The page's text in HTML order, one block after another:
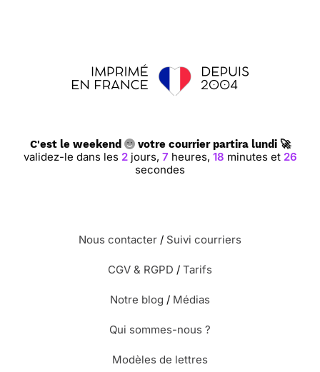
C'est le weekend votre courrier partira lundi 🚀
validez-le dans les 2jours, 7 heures, 18 minutes et 26
secondes
Nous contacter / Suivi courriers
CGV & RGPD / Tarifs
Notre blog / Médias
Qui sommes-nous ?
Modèles de lettres